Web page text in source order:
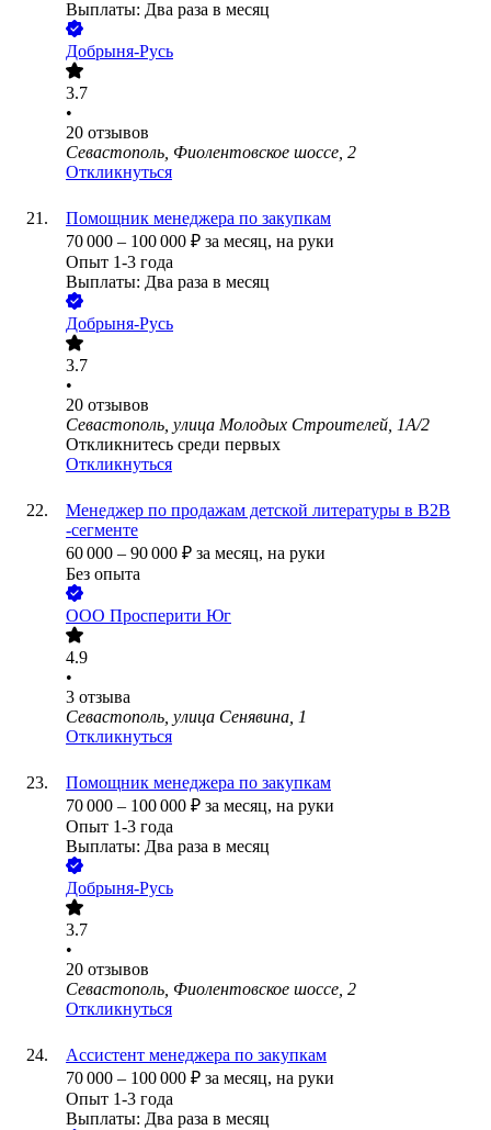
Выплаты: Два раза в месяц
Добрыня-Русь
3.7
•
20 отзывов
Севастополь, Фиолентовское шоссе, 2
Откликнуться
Помощник менеджера по закупкам
70 000 – 100 000 ₽ за месяц, на руки
Опыт 1-3 года
Выплаты: Два раза в месяц
Добрыня-Русь
3.7
•
20 отзывов
Севастополь, улица Молодых Строителей, 1А/2
Откликнитесь среди первых
Откликнуться
Менеджер по продажам детской литературы в B2B
-сегменте
60 000 – 90 000 ₽ за месяц, на руки
Без опыта
ООО Просперити Юг
4.9
•
3 отзыва
Севастополь, улица Сенявина, 1
Откликнуться
Помощник менеджера по закупкам
70 000 – 100 000 ₽ за месяц, на руки
Опыт 1-3 года
Выплаты: Два раза в месяц
Добрыня-Русь
3.7
•
20 отзывов
Севастополь, Фиолентовское шоссе, 2
Откликнуться
Ассистент менеджера по закупкам
70 000 – 100 000 ₽ за месяц, на руки
Опыт 1-3 года
Выплаты: Два раза в месяц